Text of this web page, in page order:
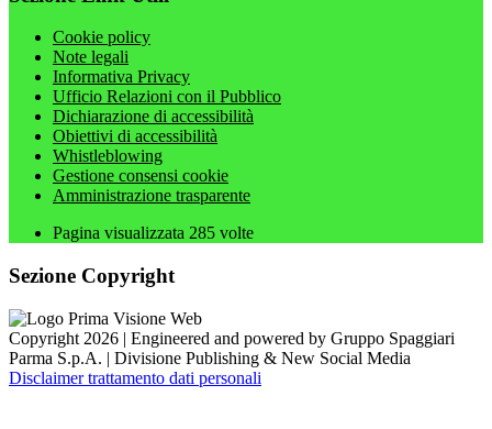
Cookie policy
Note legali
Informativa Privacy
Ufficio Relazioni con il Pubblico
Dichiarazione di accessibilità
Obiettivi di accessibilità
Whistleblowing
Gestione consensi cookie
Amministrazione trasparente
Pagina visualizzata 285 volte
Sezione Copyright
Copyright 2026 | Engineered and powered by Gruppo Spaggiari
Parma S.p.A. | Divisione Publishing & New Social Media
Disclaimer trattamento dati personali